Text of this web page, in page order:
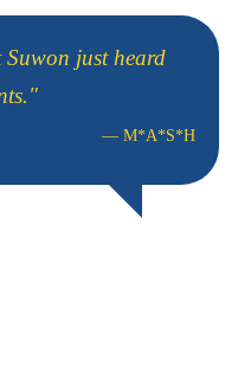
just heard
— M*A*S*H